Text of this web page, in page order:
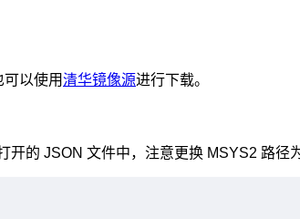
以使用清华镜像源进行下载。
的 JSON 文件中，注意更换 MSYS2 路径